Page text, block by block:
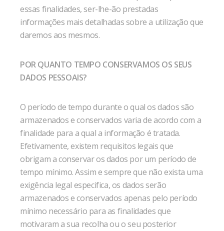
essas finalidades, ser-lhe-ão prestadas
informações mais detalhadas sobre a utilização que
daremos aos mesmos.
POR QUANTO TEMPO CONSERVAMOS OS SEUS
DADOS PESSOAIS?
O período de tempo durante o qual os dados são
armazenados e conservados varia de acordo com a
finalidade para a qual a informação é tratada.
Efetivamente, existem requisitos legais que
obrigam a conservar os dados por um período de
tempo mínimo. Assim e sempre que não exista uma
exigência legal especifica, os dados serão
armazenados e conservados apenas pelo período
mínimo necessário para as finalidades que
motivaram a sua recolha ou o seu posterior